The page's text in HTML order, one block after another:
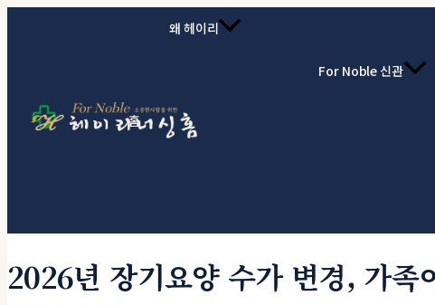
홈
왜 헤이리
For Noble 신관
2026년 장기요양 수가 변경, 가족